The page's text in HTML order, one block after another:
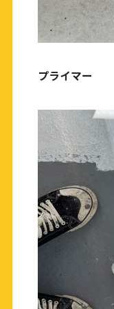
プライマー